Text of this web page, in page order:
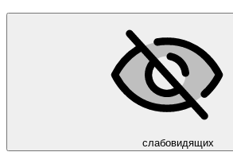
слабовидящих